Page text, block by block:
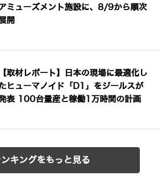
ミューズメント施設に、8/9から順次
開
【取材レポート】日本の現場に最適化し
ヒューマノイド「D1」をジールスが
表 100台量産と稼働1万時間の計画
キングをもっと見る